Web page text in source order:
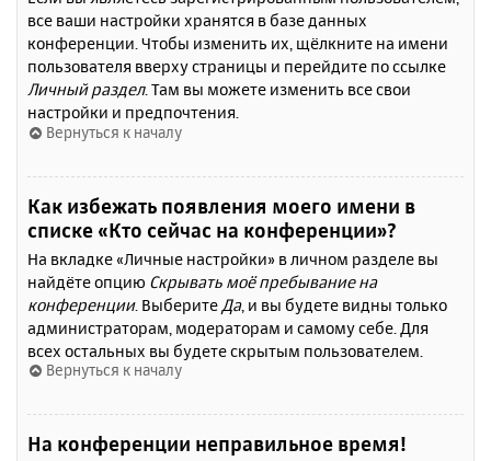
все ваши настройки хранятся в базе данных
конференции. Чтобы изменить их, щёлкните на имени
пользователя вверху страницы и перейдите по ссылке
Личный раздел. Там вы можете изменить все свои
настройки и предпочтения.
Вернуться к началу
Как избежать появления моего имени в
списке «Кто сейчас на конференции»?
На вкладке «Личные настройки» в личном разделе вы
найдёте опцию Скрывать моё пребывание на
конференции. Выберите Да, и вы будете видны только
администраторам, модераторам и самому себе. Для
всех остальных вы будете скрытым пользователем.
Вернуться к началу
На конференции неправильное время!